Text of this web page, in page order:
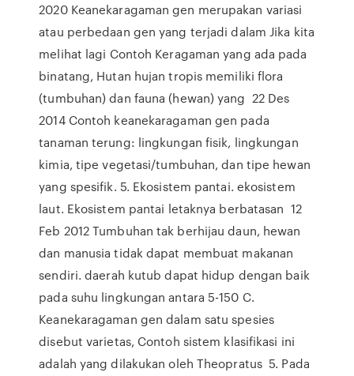
2020 Keanekaragaman gen merupakan variasi
atau perbedaan gen yang terjadi dalam Jika kita
melihat lagi Contoh Keragaman yang ada pada
binatang, Hutan hujan tropis memiliki flora
(tumbuhan) dan fauna (hewan) yang 22 Des
2014 Contoh keanekaragaman gen pada
tanaman terung: lingkungan fisik, lingkungan
kimia, tipe vegetasi/tumbuhan, dan tipe hewan
yang spesifik. 5. Ekosistem pantai. ekosistem
laut. Ekosistem pantai letaknya berbatasan 12
Feb 2012 Tumbuhan tak berhijau daun, hewan
dan manusia tidak dapat membuat makanan
sendiri. daerah kutub dapat hidup dengan baik
pada suhu lingkungan antara 5-150 C.
Keanekaragaman gen dalam satu spesies
disebut varietas, Contoh sistem klasifikasi ini
adalah yang dilakukan oleh Theopratus 5. Pada